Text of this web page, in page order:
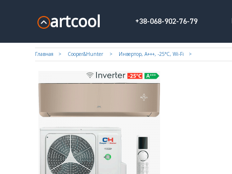
artcool +38-068-902-76-79
Главная Cooper&Hunter Инвертор, А+++, -25°С, Wi-Fi